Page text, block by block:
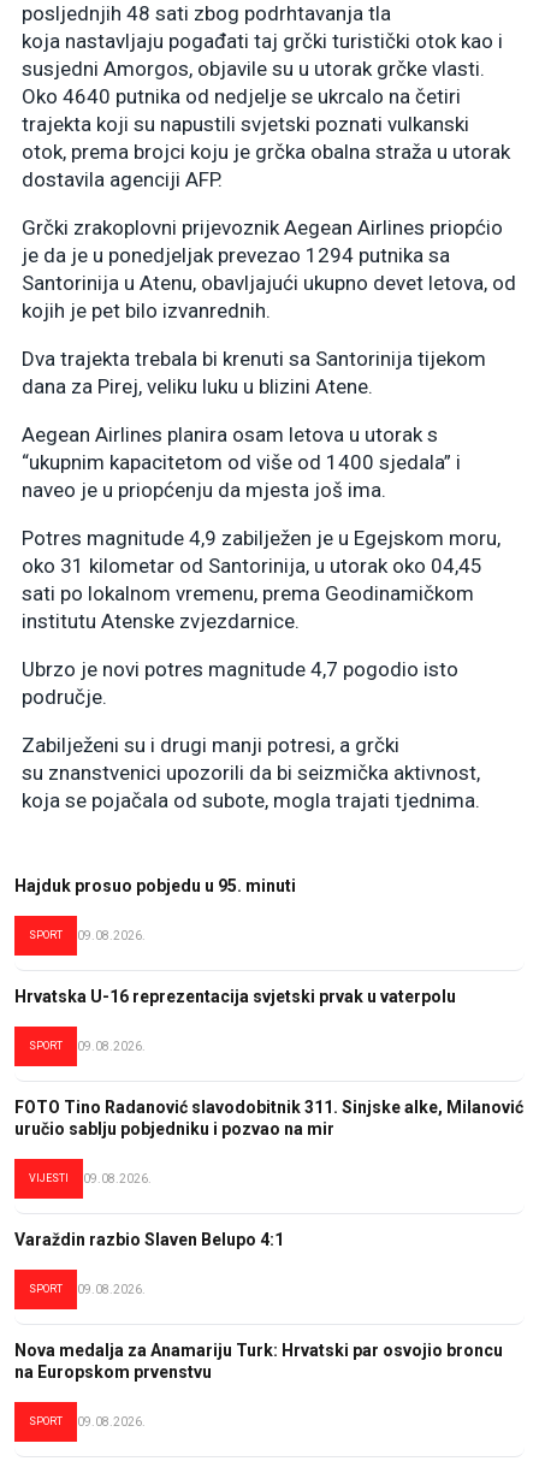
posljednjih 48 sati zbog podrhtavanja tla
koja nastavljaju pogađati taj grčki turistički otok kao i
susjedni Amorgos, objavile su u utorak grčke vlasti.
Oko 4640 putnika od nedjelje se ukrcalo na četiri
trajekta koji su napustili svjetski poznati vulkanski
otok, prema brojci koju je grčka obalna straža u utorak
dostavila agenciji AFP.
Grčki zrakoplovni prijevoznik Aegean Airlines priopćio
je da je u ponedjeljak prevezao 1294 putnika sa
Santorinija u Atenu, obavljajući ukupno devet letova, od
kojih je pet bilo izvanrednih.
Dva trajekta trebala bi krenuti sa Santorinija tijekom
dana za Pirej, veliku luku u blizini Atene.
Aegean Airlines planira osam letova u utorak s
“ukupnim kapacitetom od više od 1400 sjedala” i
naveo je u priopćenju da mjesta još ima.
Potres magnitude 4,9 zabilježen je u Egejskom moru,
oko 31 kilometar od Santorinija, u utorak oko 04,45
sati po lokalnom vremenu, prema Geodinamičkom
institutu Atenske zvjezdarnice.
Ubrzo je novi potres magnitude 4,7 pogodio isto
područje.
Zabilježeni su i drugi manji potresi, a grčki
su znanstvenici upozorili da bi seizmička aktivnost,
koja se pojačala od subote, mogla trajati tjednima.
Hajduk prosuo pobjedu u 95. minuti
SPORT 09.08.2026.
Hrvatska U-16 reprezentacija svjetski prvak u vaterpolu
SPORT 09.08.2026.
FOTO Tino Radanović slavodobitnik 311. Sinjske alke, Milanović
uručio sablju pobjedniku i pozvao na mir
VIJESTI 09.08.2026.
Varaždin razbio Slaven Belupo 4:1
SPORT 09.08.2026.
Nova medalja za Anamariju Turk: Hrvatski par osvojio broncu
na Europskom prvenstvu
SPORT 09.08.2026.